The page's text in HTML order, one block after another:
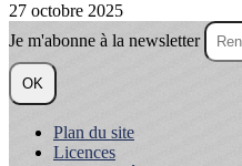
27 octobre 2025
Je m'abonne à la newsletter
OK
Plan du site
Licences